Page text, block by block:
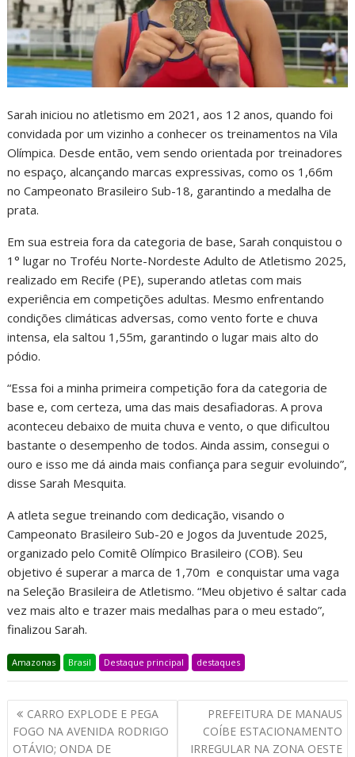
Sarah iniciou no atletismo em 2021, aos 12 anos, quando foi
convidada por um vizinho a conhecer os treinamentos na Vila
Olímpica. Desde então, vem sendo orientada por treinadores
no espaço, alcançando marcas expressivas, como os 1,66m
no Campeonato Brasileiro Sub-18, garantindo a medalha de
prata.
Em sua estreia fora da categoria de base, Sarah conquistou o
1° lugar no Troféu Norte-Nordeste Adulto de Atletismo 2025,
realizado em Recife (PE), superando atletas com mais
experiência em competições adultas. Mesmo enfrentando
condições climáticas adversas, como vento forte e chuva
intensa, ela saltou 1,55m, garantindo o lugar mais alto do
pódio.
“Essa foi a minha primeira competição fora da categoria de
base e, com certeza, uma das mais desafiadoras. A prova
aconteceu debaixo de muita chuva e vento, o que dificultou
bastante o desempenho de todos. Ainda assim, consegui o
ouro e isso me dá ainda mais confiança para seguir evoluindo”,
disse Sarah Mesquita.
A atleta segue treinando com dedicação, visando o
Campeonato Brasileiro Sub-20 e Jogos da Juventude 2025,
organizado pelo Comitê Olímpico Brasileiro (COB). Seu
objetivo é superar a marca de 1,70m e conquistar uma vaga
na Seleção Brasileira de Atletismo. “Meu objetivo é saltar cada
vez mais alto e trazer mais medalhas para o meu estado”,
finalizou Sarah.
Amazonas Brasil Destaque principal destaques
CARRO EXPLODE E PEGA
FOGO NA AVENIDA RODRIGO
OTÁVIO; ONDA DE
PREFEITURA DE MANAUS
COÍBE ESTACIONAMENTO
IRREGULAR NA ZONA OESTE